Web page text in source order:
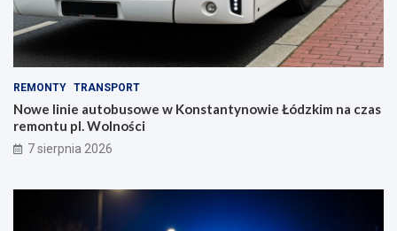
REMONTY TRANSPORT
Nowe linie autobusowe w Konstantynowie Łódzkim na czas
remontu pl. Wolności
7 sierpnia 2026